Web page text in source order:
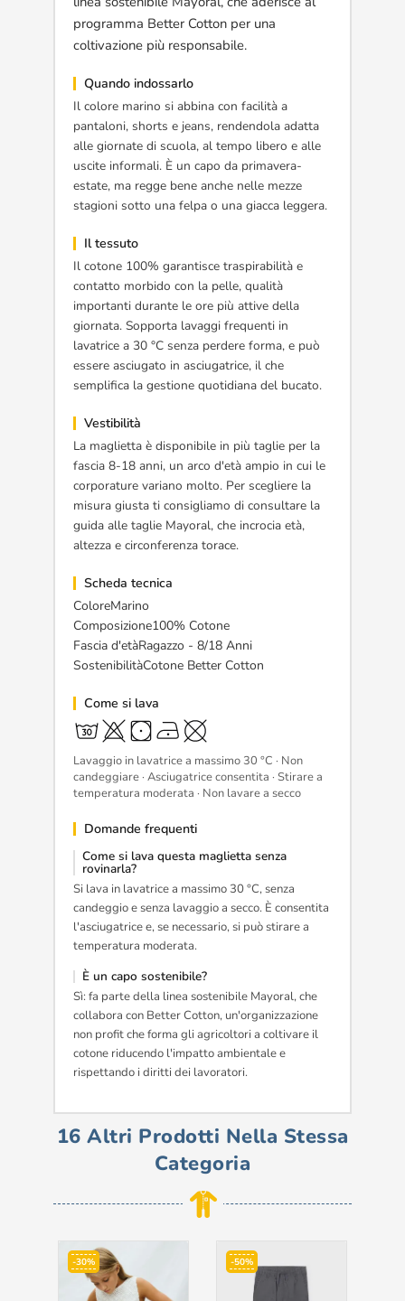
programma Better Cotton per una
coltivazione più responsabile.
Quando indossarlo
Il colore marino si abbina con facilità a
pantaloni, shorts e jeans, rendendola adatta
alle giornate di scuola, al tempo libero e alle
uscite informali. È un capo da primavera-
estate, ma regge bene anche nelle mezze
stagioni sotto una felpa o una giacca leggera.
Il tessuto
Il cotone 100% garantisce traspirabilità e
contatto morbido con la pelle, qualità
importanti durante le ore più attive della
giornata. Sopporta lavaggi frequenti in
lavatrice a 30 °C senza perdere forma, e può
essere asciugato in asciugatrice, il che
semplifica la gestione quotidiana del bucato.
Vestibilità
La maglietta è disponibile in più taglie per la
fascia 8-18 anni, un arco d'età ampio in cui le
corporature variano molto. Per scegliere la
misura giusta ti consigliamo di consultare la
guida alle taglie Mayoral, che incrocia età,
altezza e circonferenza torace.
Scheda tecnica
ColoreMarino
Composizione100% Cotone
Fascia d'etàRagazzo - 8/18 Anni
SostenibilitàCotone Better Cotton
Come si lava
Lavaggio in lavatrice a massimo 30 °C · Non
candeggiare · Asciugatrice consentita · Stirare a
temperatura moderata · Non lavare a secco
Domande frequenti
Come si lava questa maglietta senza
rovinarla?
Si lava in lavatrice a massimo 30 °C, senza
candeggio e senza lavaggio a secco. È consentita
l'asciugatrice e, se necessario, si può stirare a
temperatura moderata.
È un capo sostenibile?
Sì: fa parte della linea sostenibile Mayoral, che
collabora con Better Cotton, un'organizzazione
non profit che forma gli agricoltori a coltivare il
cotone riducendo l'impatto ambientale e
rispettando i diritti dei lavoratori.
16 Altri Prodotti Nella Stessa
Categoria
-30% -50%